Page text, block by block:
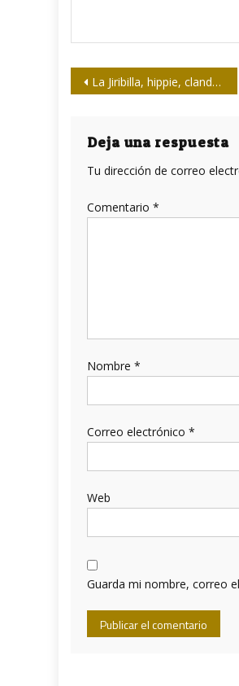
Navegación
entradas
La Jiribilla, hippie, clandestina y bicicletera
Deja una respuesta
Tu dirección de correo
Comentario *
Nombre *
Correo electrónico *
Web
Guarda mi nombre, correo